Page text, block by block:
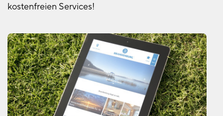
kostenfreien Services!